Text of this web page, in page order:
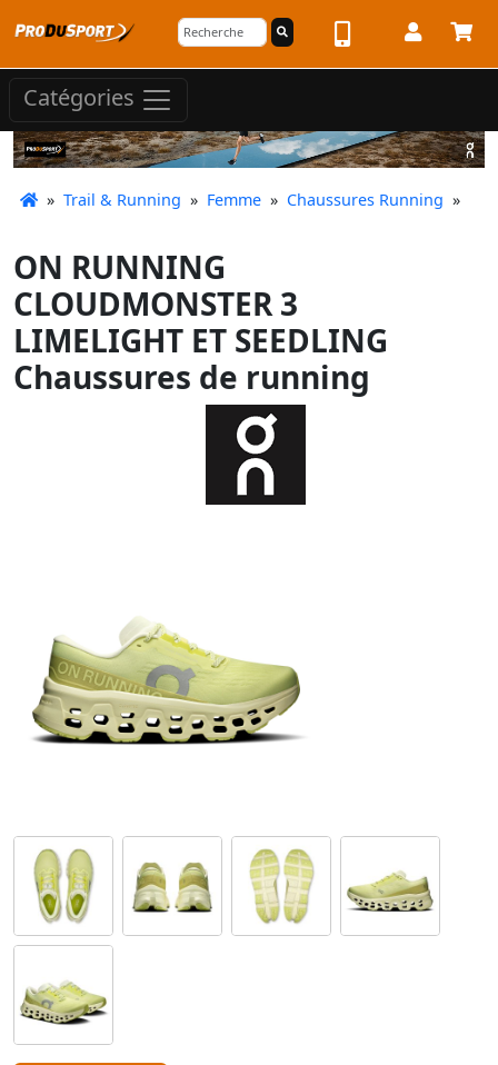
Catégories
» Trail & Running » Femme » Chaussures Running »
ON RUNNING
CLOUDMONSTER 3
LIMELIGHT ET SEEDLING
Chaussures de running